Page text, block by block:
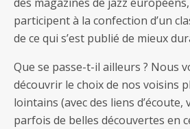
participent à la confection d’un
de ce qui s’est publié de mieux
Que se passe-t-il ailleurs ? Nous
découvrir le choix de nos voisins
lointains (avec des liens d’écoute,
parfois de belles découvertes en